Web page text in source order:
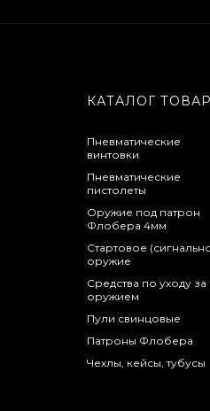
КАТАЛОГ
Пневматические
винтовки
Пневматические
пистолеты
Оружие под патрон
Флобера 4мм
Стартовое
оружие
Средства по уходу за
оружием
Пули свинцовые
Патроны Флобера
Чехлы, кейсы, тубусы